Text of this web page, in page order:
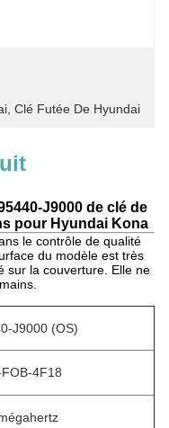
Clé Futée De Hyundai
J9000 de clé de
pour Hyundai Kona
le contrôle de qualité
du modèle est très
sur la couverture. Elle ne
J9000 (OS)
4F18